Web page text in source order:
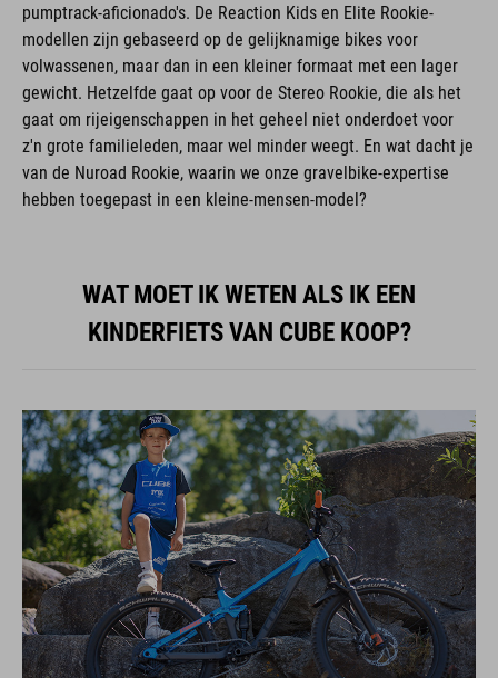
pumptrack-aficionado's. De Reaction Kids en Elite Rookie-
modellen zijn gebaseerd op de gelijknamige bikes voor
volwassenen, maar dan in een kleiner formaat met een lager
gewicht. Hetzelfde gaat op voor de Stereo Rookie, die als het
gaat om rijeigenschappen in het geheel niet onderdoet voor
z'n grote familieleden, maar wel minder weegt. En wat dacht je
van de Nuroad Rookie, waarin we onze gravelbike-expertise
hebben toegepast in een kleine-mensen-model?
WAT MOET IK WETEN ALS IK EEN
KINDERFIETS VAN CUBE KOOP?